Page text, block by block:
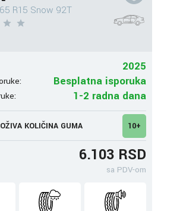
R15 Snow 92T
2025
Besplatna isporuka
1-2 radna dana
KOLIČINA GUMA 10+
6.103 RSD
sa PDV-om